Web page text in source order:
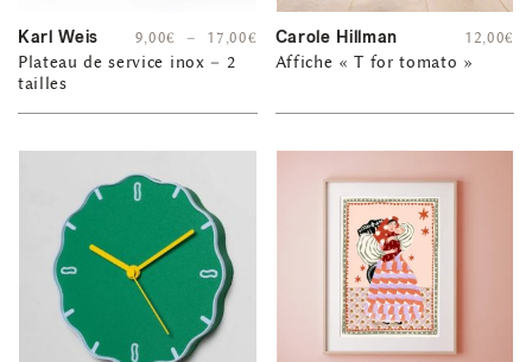
Karl Weis
Plateau de service inox – 2
tailles
9,00€ – 17,00€ Carole Hillman
Affiche « T for tomato »
12,00€